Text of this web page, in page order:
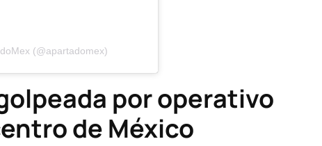
(@apartadomex)
por operativo
de México